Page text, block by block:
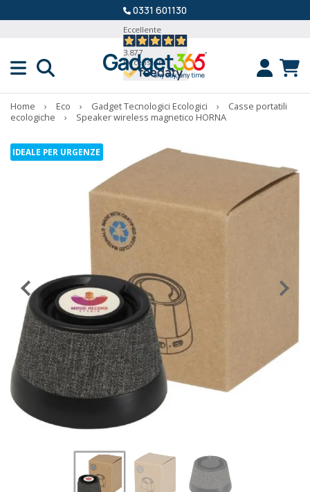
0331 601130
Eccellente
3.877
Recensioni
Home › Eco › Gadget Tecnologici Ecologici ›
Casse portatili
ecologiche
› Speaker wireless magnetico HORNA
IDEALE PER URGENZE